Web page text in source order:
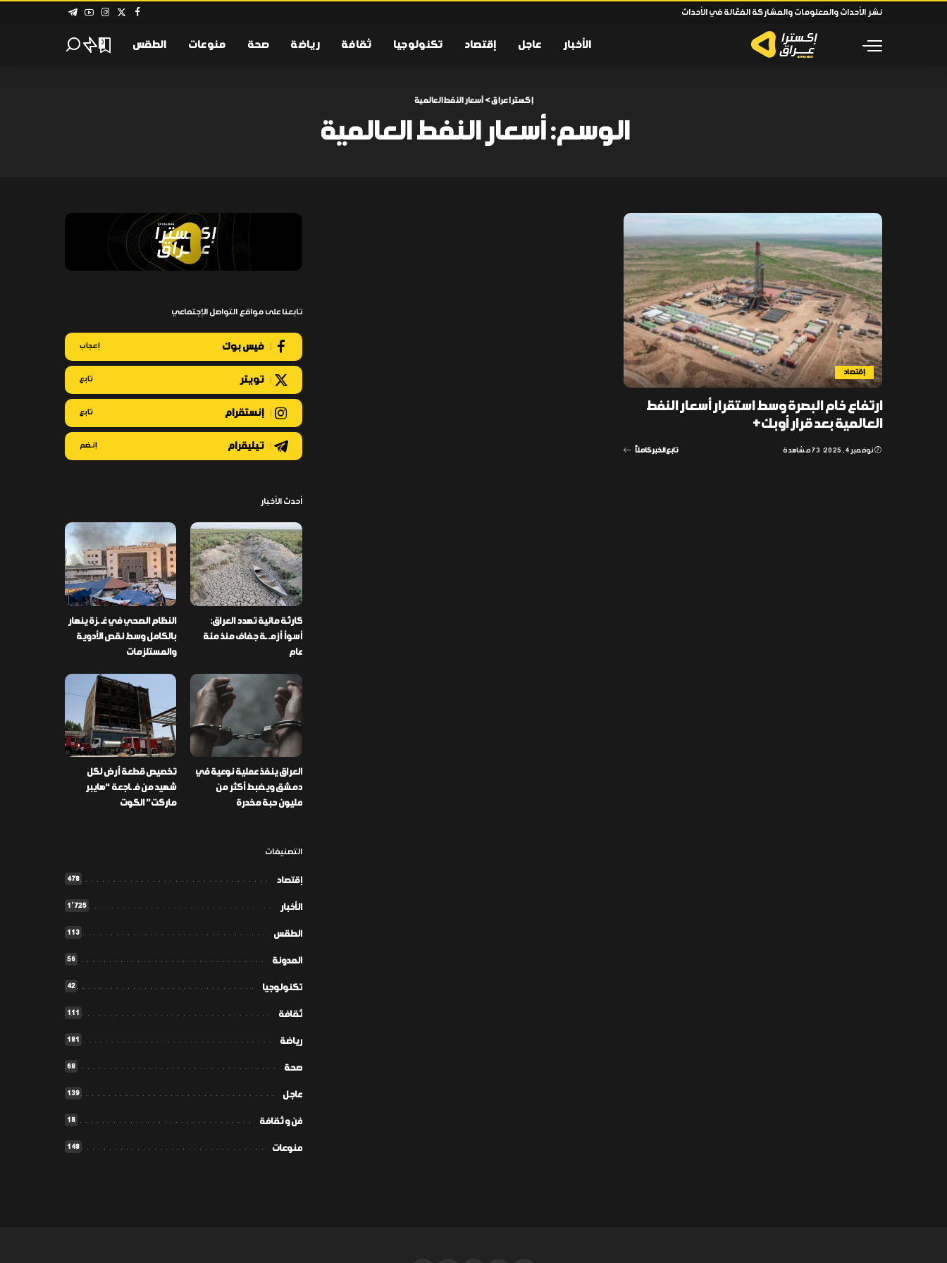
نشر الأحداث والمعلومات والمشاركة الفعّالة في الأحداث
الأخبار عاجل إقتصاد تكنولوجيا ثقافة رياضة صحة منوعات الطقس 0
إكسترا عراق> أسعار النفط العالمية
الوسم:أسعار النفط العالمية
إقتصاد
ارتفاع خام البصرة وسط استقرار أسعار النفط
العالمية بعد قرار أوبك+
نوفمبر 4, 2025 73 مشاهدة تابع الخبر كاملاً
تابعنا على مواقع التواصل الإجتماعي
فيس بوك إعجاب
تويتر تابع
إنستقرام تابع
تيليقرام إنضم
أحدث الأخبار
كارثة مائية تهدد العراق:
أسوأ أزمـ ـة جفاف منذ مئة
عام
النظام الصحي في غـ ـزة ينهار
بالكامل وسط نقص الأدوية
والمستلزمات
العراق ينفذ عملية نوعية في
دمشق ويضبط أكثر من
مليون حبة مخدرة
تخصيص قطعة أرض لكل
شهيد من فـ ـاجعة “هايبر
ماركت” الكوت
التصنيفات
إقتصاد 478
الأخبار 1٬725
الطقس 113
المدونة 56
تكنولوجيا 42
ثقافة 111
رياضة 181
صحة 68
عاجل 139
فن و ثقافة 18
منوعات 148